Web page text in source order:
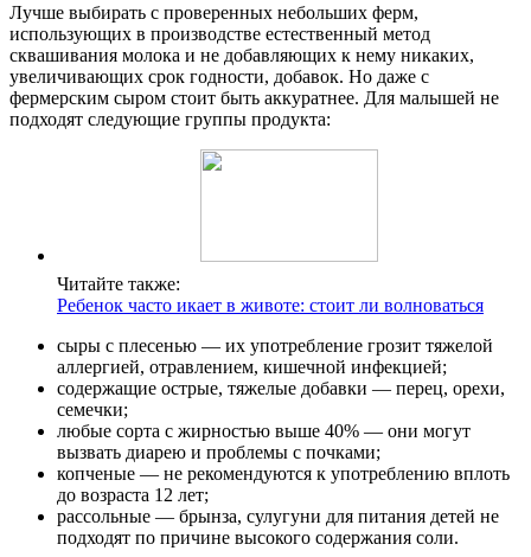
Лучше выбирать с проверенных небольших ферм,
использующих в производстве естественный метод
сквашивания молока и не добавляющих к нему никаких,
увеличивающих срок годности, добавок. Но даже с
фермерским сыром стоит быть аккуратнее. Для малышей не
подходят следующие группы продукта:
Читайте также:
Ребенок часто икает в животе: стоит ли волноваться
сыры с плесенью — их употребление грозит тяжелой
аллергией, отравлением, кишечной инфекцией;
содержащие острые, тяжелые добавки — перец, орехи,
семечки;
любые сорта с жирностью выше 40% — они могут
вызвать диарею и проблемы с почками;
копченые — не рекомендуются к употреблению вплоть
до возраста 12 лет;
рассольные — брынза, сулугуни для питания детей не
подходят по причине высокого содержания соли.